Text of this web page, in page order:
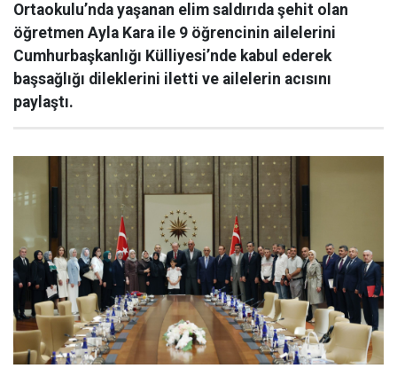
Ortaokulu’nda yaşanan elim saldırıda şehit olan
öğretmen Ayla Kara ile 9 öğrencinin ailelerini
Cumhurbaşkanlığı Külliyesi’nde kabul ederek
başsağlığı dileklerini iletti ve ailelerin acısını
paylaştı.